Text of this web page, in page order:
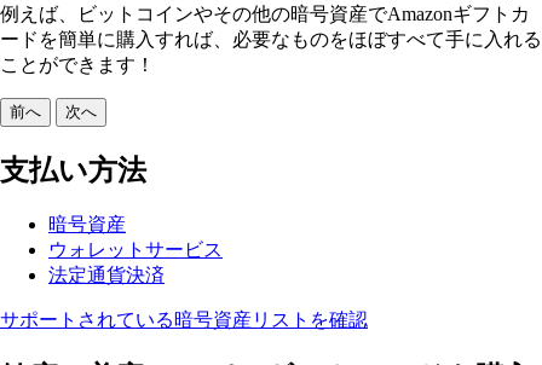
例えば、ビットコインやその他の暗号資産でAmazonギフトカ
ードを簡単に購入すれば、必要なものをほぼすべて手に入れる
ことができます！
前へ 次へ
支払い方法
暗号資産
ウォレットサービス
法定通貨決済
サポートされている暗号資産リストを確認